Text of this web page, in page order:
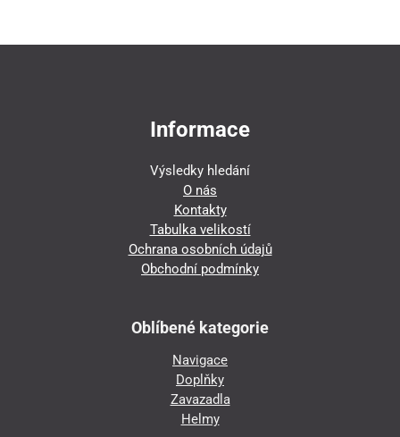
Informace
Výsledky hledání
O nás
Kontakty
Tabulka velikostí
Ochrana osobních údajů
Obchodní podmínky
Oblíbené kategorie
Navigace
Doplňky
Zavazadla
Helmy